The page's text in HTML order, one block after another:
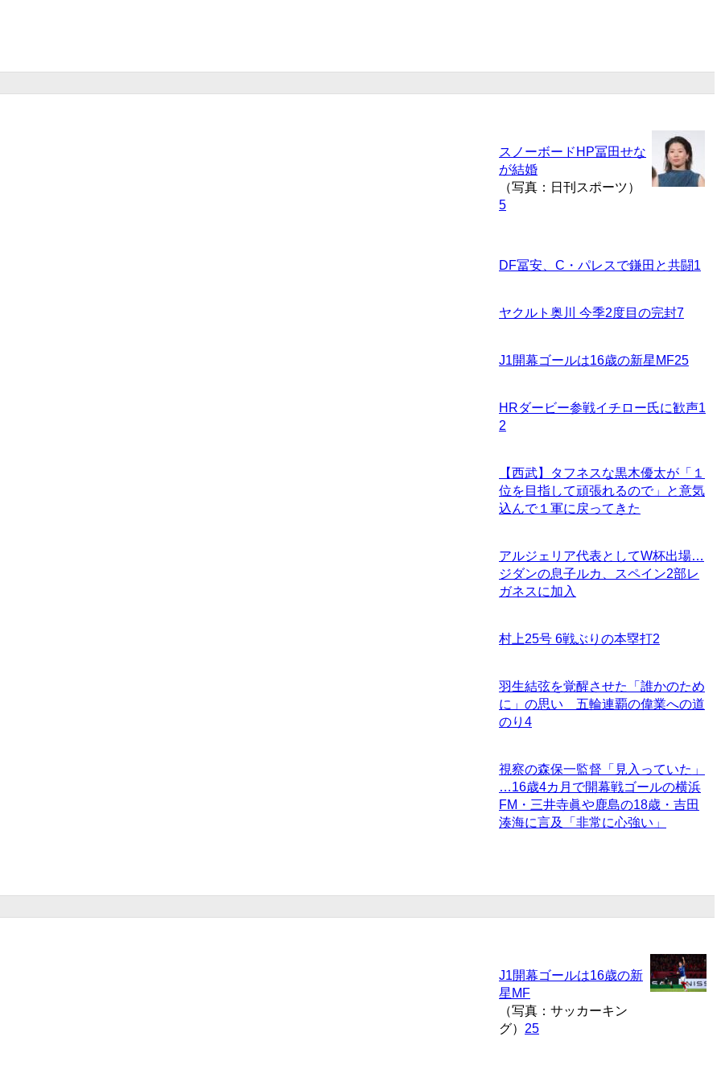
スノーボードHP冨田せな
が結婚
（写真：日刊スポーツ）
5
DF冨安、C・パレスで鎌田と共闘1
ヤクルト奥川 今季2度目の完封7
J1開幕ゴールは16歳の新星MF25
HRダービー参戦イチロー氏に歓声1
2
【西武】タフネスな黒木優太が「１
位を目指して頑張れるので」と意気
込んで１軍に戻ってきた
アルジェリア代表としてW杯出場…
ジダンの息子ルカ、スペイン2部レ
ガネスに加入
村上25号 6戦ぶりの本塁打2
羽生結弦を覚醒させた「誰かのため
に」の思い 五輪連覇の偉業への道
のり 4
視察の森保一監督「見入っていた」
…16歳4カ月で開幕戦ゴールの横浜
FM・三井寺眞や鹿島の18歳・吉田
湊海に言及「非常に心強い」
J1開幕ゴールは16歳の新
星MF
（写真：サッカーキン
グ） 25